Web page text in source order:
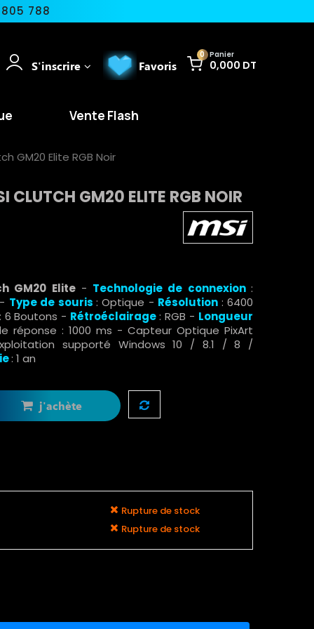
788
0 Panier
0,000 DT
Favoris
S'inscrire
Vente Flash
GM20 Elite RGB Noir
CLUTCH GM20 ELITE RGB NOIR
GM20 Elite- Technologie de connexion:
- Type de souris: Optique - Résolution : 6400
: 6 Boutons - Rétroéclairage: RGB - Longueur
réponse : 1000 ms - Capteur Optique PixArt
supporté Windows 10 / 8.1 / 8 /
: 1 an
j'achète
Rupture de stock
Rupture de stock